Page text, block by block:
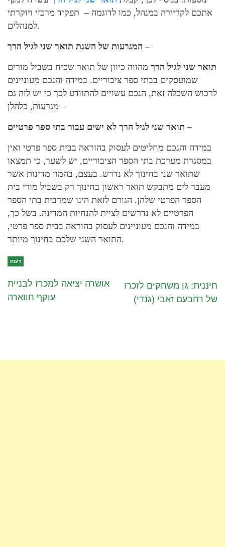
אתכם לקריירה במנהל, כמו לדוגמה – תפקיד מרכזי ויוקרתי
למנהלים.
המגרעות של השגת תואר שני לגיל הרך –
תואר שני לגיל הרך מהווה כיוון של תואר שכיח בשביל מורים
שמועסקים בבתי ספר ציבוריים. במידה והנכם מעוניינים
לרכוש השכלה זאת, הנכם עשויים להתוודע לכך כי יש לזה גם
מגרעות, כלהלן –
תואר שני לגיל הרך לא ישים עבור בתי ספר פרטיים –
במידה והנכם מחליטים לעסוק בהוראה בבית ספר פרטי ואין
במסגרת מערכת בתי הספר הציבוריים, יש לשער, כי תמצאו
שתואר שני בחינוך לא נדרש. בעצם, בהמון מדינות אשר
מעבר לים מתבקש תואר ראשון בחינוך רק בשביל מורי בית
הספר הפרטי שלהן. הגורם לזאת הינו שמרבית בתי הספר
הפרטיים לא נדרשים לציית להנחיות המדינה. בשל כך,
במידה והנכם מעוניינים לעסוק בהוראה בבית ספר פרטי,
התואר השני שלכם בחינוך מיותר.
דעות
אושרה יציאה למכרז לבניית
עוקף חווארה
חיננית: גן משחקים לזכרו
של רחבעם זאבי (גנדי)